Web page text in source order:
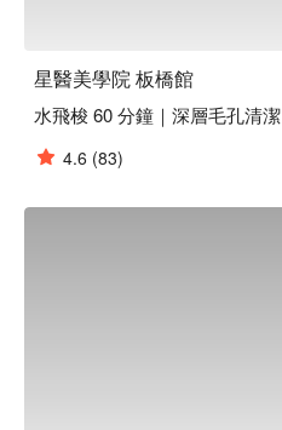
星醫美學院 板橋館
水飛梭 60 分鐘｜深層毛孔清潔
4.6 (83)